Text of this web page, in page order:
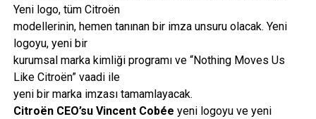
Yeni logo, tüm Citroën
modellerinin, hemen tanınan bir imza unsuru olacak. Yeni
logoyu, yeni bir
kurumsal marka kimliği programı ve “Nothing Moves Us
Like Citroën” vaadi ile
yeni bir marka imzası tamamlayacak.
Citroën CEO’su Vincent Cobée yeni logoyu ve yeni